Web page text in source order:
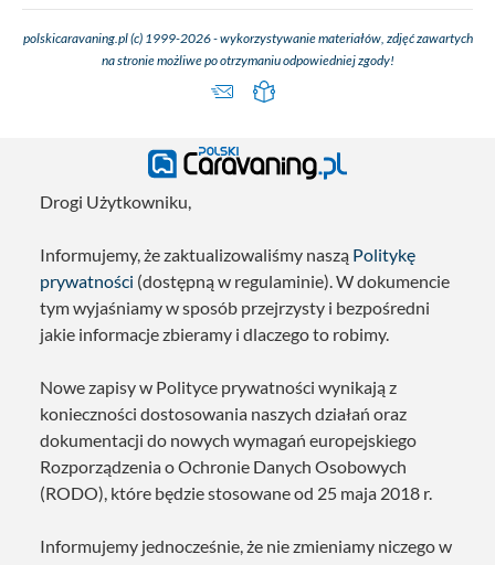
polskicaravaning.pl (c) 1999-2026 - wykorzystywanie materiałów, zdjęć zawartych
na stronie możliwe po otrzymaniu odpowiedniej zgody!
Drogi Użytkowniku,
Informujemy, że zaktualizowaliśmy naszą Politykę
prywatności (dostępną w regulaminie). W dokumencie
tym wyjaśniamy w sposób przejrzysty i bezpośredni
jakie informacje zbieramy i dlaczego to robimy.
Nowe zapisy w Polityce prywatności wynikają z
konieczności dostosowania naszych działań oraz
dokumentacji do nowych wymagań europejskiego
Rozporządzenia o Ochronie Danych Osobowych
(RODO), które będzie stosowane od 25 maja 2018 r.
Informujemy jednocześnie, że nie zmieniamy niczego w